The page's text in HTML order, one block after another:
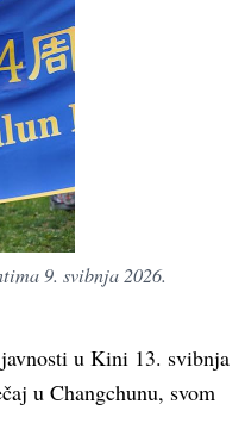
9. svibnja 2026.
u Kini 13. svibnja
u Changchunu, svom